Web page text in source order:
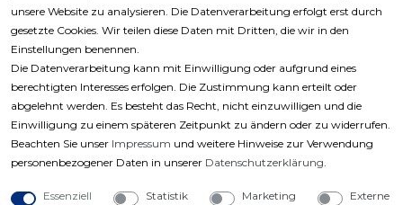
unsere Website zu analysieren. Die Datenverarbeitung erfolgt erst durch
gesetzte Cookies. Wir teilen diese Daten mit Dritten, die wir in den
Einstellungen benennen.
Die Datenverarbeitung kann mit Einwilligung oder aufgrund eines
berechtigten Interesses erfolgen. Die Zustimmung kann erteilt oder
abgelehnt werden. Es besteht das Recht, nicht einzuwilligen und die
Einwilligung zu einem späteren Zeitpunkt zu ändern oder zu widerrufen.
Beachten Sie unser Impressum und weitere Hinweise zur Verwendung
personenbezogener Daten in unserer Daten­schutz­erklärung.
Essenziell Statistik Marketing Externe